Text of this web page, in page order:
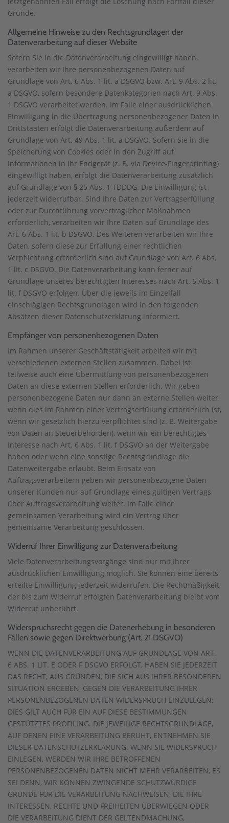
Gründe.
Allgemeine Hinweise zu den Rechtsgrundlagen der
Datenverarbeitung auf dieser Website
Sofern Sie in die Datenverarbeitung eingewilligt haben,
verarbeiten wir Ihre personenbezogenen Daten auf
Grundlage von Art. 6 Abs. 1 lit. a DSGVO bzw. Art. 9 Abs. 2 lit.
a DSGVO, sofern besondere Datenkategorien nach Art. 9 Abs.
1 DSGVO verarbeitet werden. Im Falle einer ausdrücklichen
Einwilligung in die Übertragung personenbezogener Daten in
Drittstaaten erfolgt die Datenverarbeitung außerdem auf
Grundlage von Art. 49 Abs. 1 lit. a DSGVO. Sofern Sie in die
Speicherung von Cookies oder in den Zugriff auf
Informationen in Ihr Endgerät (z. B. via Device-Fingerprinting)
eingewilligt haben, erfolgt die Datenverarbeitung zusätzlich
auf Grundlage von § 25 Abs. 1 TDDDG. Die Einwilligung ist
jederzeit widerrufbar. Sind Ihre Daten zur Vertragserfüllung
oder zur Durchführung vorvertraglicher Maßnahmen
erforderlich, verarbeiten wir Ihre Daten auf Grundlage des
Art. 6 Abs. 1 lit. b DSGVO. Des Weiteren verarbeiten wir Ihre
Daten, sofern diese zur Erfüllung einer rechtlichen
Verpflichtung erforderlich sind auf Grundlage von Art. 6 Abs.
1 lit. c DSGVO. Die Datenverarbeitung kann ferner auf
Grundlage unseres berechtigten Interesses nach Art. 6 Abs. 1
lit. f DSGVO erfolgen. Über die jeweils im Einzelfall
einschlägigen Rechtsgrundlagen wird in den folgenden
Absätzen dieser Datenschutzerklärung informiert.
Empfänger von personenbezogenen Daten
Im Rahmen unserer Geschäftstätigkeit arbeiten wir mit
verschiedenen externen Stellen zusammen. Dabei ist
teilweise auch eine Übermittlung von personenbezogenen
Daten an diese externen Stellen erforderlich. Wir geben
personenbezogene Daten nur dann an externe Stellen weiter,
wenn dies im Rahmen einer Vertragserfüllung erforderlich ist,
wenn wir gesetzlich hierzu verpflichtet sind (z. B. Weitergabe
von Daten an Steuerbehörden), wenn wir ein berechtigtes
Interesse nach Art. 6 Abs. 1 lit. f DSGVO an der Weitergabe
haben oder wenn eine sonstige Rechtsgrundlage die
Datenweitergabe erlaubt. Beim Einsatz von
Auftragsverarbeitern geben wir personenbezogene Daten
unserer Kunden nur auf Grundlage eines gültigen Vertrags
über Auftragsverarbeitung weiter. Im Falle einer
gemeinsamen Verarbeitung wird ein Vertrag über
gemeinsame Verarbeitung geschlossen.
Widerruf Ihrer Einwilligung zur Datenverarbeitung
Viele Datenverarbeitungsvorgänge sind nur mit Ihrer
ausdrücklichen Einwilligung möglich. Sie können eine bereits
erteilte Einwilligung jederzeit widerrufen. Die Rechtmäßigkeit
der bis zum Widerruf erfolgten Datenverarbeitung bleibt vom
Widerruf unberührt.
Widerspruchsrecht gegen die Datenerhebung in besonderen
Fällen sowie gegen Direktwerbung (Art. 21 DSGVO)
WENN DIE DATENVERARBEITUNG AUF GRUNDLAGE VON ART.
6 ABS. 1 LIT. E ODER F DSGVO ERFOLGT, HABEN SIE JEDERZEIT
DAS RECHT, AUS GRÜNDEN, DIE SICH AUS IHRER BESONDEREN
SITUATION ERGEBEN, GEGEN DIE VERARBEITUNG IHRER
PERSONENBEZOGENEN DATEN WIDERSPRUCH EINZULEGEN;
DIES GILT AUCH FÜR EIN AUF DIESE BESTIMMUNGEN
GESTÜTZTES PROFILING. DIE JEWEILIGE RECHTSGRUNDLAGE,
AUF DENEN EINE VERARBEITUNG BERUHT, ENTNEHMEN SIE
DIESER DATENSCHUTZERKLÄRUNG. WENN SIE WIDERSPRUCH
EINLEGEN, WERDEN WIR IHRE BETROFFENEN
PERSONENBEZOGENEN DATEN NICHT MEHR VERARBEITEN, ES
SEI DENN, WIR KÖNNEN ZWINGENDE SCHUTZWÜRDIGE
GRÜNDE FÜR DIE VERARBEITUNG NACHWEISEN, DIE IHRE
INTERESSEN, RECHTE UND FREIHEITEN ÜBERWIEGEN ODER
DIE VERARBEITUNG DIENT DER GELTENDMACHUNG,